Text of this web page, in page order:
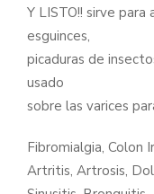
Y LISTO!! sirve para
esguinces,
picaduras de
usado
sobre las varices
Fibromialgia, Colon
Artritis, Artrosis,